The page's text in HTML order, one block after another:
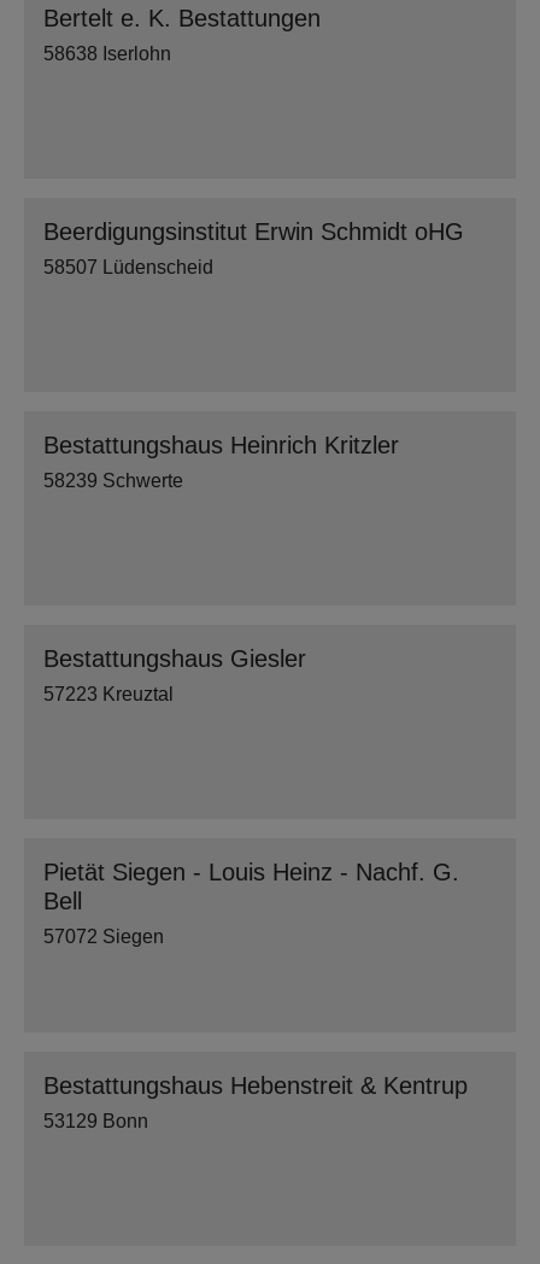
Bertelt e. K. Bestattungen
58638 Iserlohn
Beerdigungsinstitut Erwin Schmidt oHG
58507 Lüdenscheid
Bestattungshaus Heinrich Kritzler
58239 Schwerte
Bestattungshaus Giesler
57223 Kreuztal
Pietät Siegen - Louis Heinz - Nachf. G.
Bell
57072 Siegen
Bestattungshaus Hebenstreit & Kentrup
53129 Bonn